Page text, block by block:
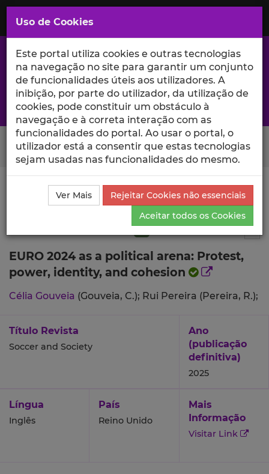
Saltar
para
Conteúdo
Principal
A excelência da investigação e ciência no Iscte
Search Button
Ciência_Iscte Publicações
Descrição Detalhada da
Publicação
EURO 2024 as a political arena: Protest,
power, identity, and cohesion
Célia Gouveia (Gouveia, C.); Rui Pereira (Pereira, R.);
Título Revista
Soccer and Society
Ano
(publicação
definitiva)
2025
Língua
Inglês
País
Reino Unido
Mais
Informação
Visitar Link
Uso de Cookies
Este portal utiliza cookies e outras tecnologias
na navegação no site para garantir um conjunto
de funcionalidades úteis aos utilizadores. A
inibição, por parte do utilizador, da utilização de
cookies, pode constituir um obstáculo à
navegação e à correta interação com as
funcionalidades do portal. Ao usar o portal, o
utilizador está a consentir que estas tecnologias
sejam usadas nas funcionalidades do mesmo.
Ver Mais
Rejeitar Cookies não essenciais
Aceitar todos os Cookies